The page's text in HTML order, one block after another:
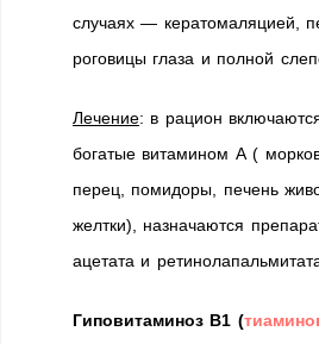
случаях — кератомаляцией,
роговицы глаза и полной
Лечение: в рацион
богатые витамином А (
перец, помидоры, печень
желтки), назначаются
ацетата и
Гиповитаминоз В1 (